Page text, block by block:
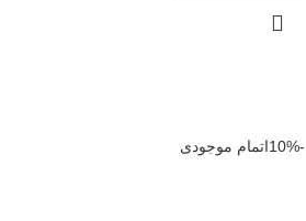
-10% اتمام موجودی